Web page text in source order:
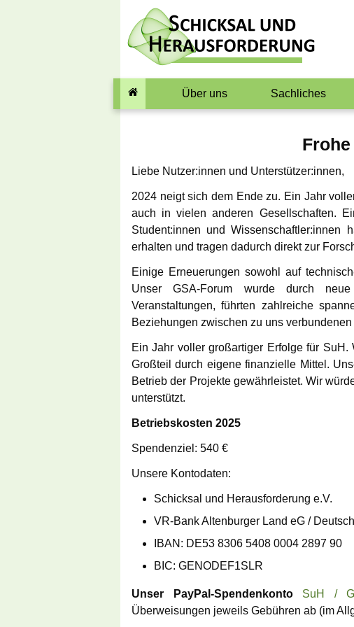
Über uns
Spenden
Mitwirkende
Sachliches
Pädophilie?
Warum wir Sex mit
Kindern ablehnen
Selbsttest Sexualität
Gedanken zur Childlove
Symbolik
FAQ – häufig gestellte
Fragen
Liebe Nutzer:innen und Unterstützer:innen,
2024 neigt sich dem Ende zu. Ein Jahr
auch in vielen anderen Gesellschaften.
Student:innen und
erhalten und tragen dadurch direkt zur
Einige Erneuerungen sowohl auf
Unser GSA-Forum wurde durch
Veranstaltungen, führten zahlreiche
Beziehungen zwischen zu uns
Ein Jahr voller großartiger Erfolge für
Großteil durch eigene finanzielle Mittel.
Betrieb der Projekte gewährleistet. Wir
unterstützt.
Betriebskosten 2025
Spendenziel: 540 €
Unsere Kontodaten:
Schicksal und Herausforderung e.V.
VR-Bank Altenburger Land eG /
IBAN: DE53 8306 5408 0004 2897 90
BIC: GENODEF1SLR
Unser PayPal-Spendenkonto SuH /
Überweisungen jeweils Gebühren ab (im